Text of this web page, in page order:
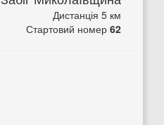
Дистанція 5 км
Стартовий номер 62